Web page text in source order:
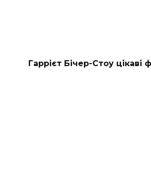
Гаррієт Бічер-Стоу цікаві